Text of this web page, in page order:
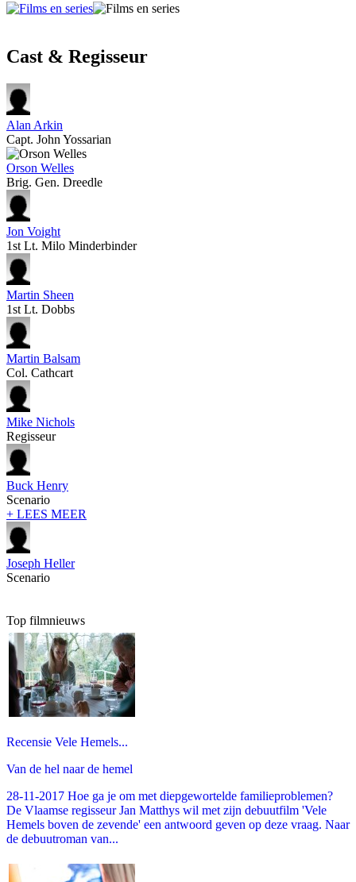
Cast & Regisseur
Alan Arkin
Capt. John Yossarian
Orson Welles
Brig. Gen. Dreedle
Jon Voight
1st Lt. Milo Minderbinder
Martin Sheen
1st Lt. Dobbs
Martin Balsam
Col. Cathcart
Mike Nichols
Regisseur
Buck Henry
Scenario
+ LEES MEER
Joseph Heller
Scenario
Top filmnieuws
Recensie Vele Hemels...
Van de hel naar de hemel
28-11-2017 Hoe ga je om met diepgewortelde familieproblemen?
De Vlaamse regisseur Jan Matthys wil met zijn debuutfilm 'Vele
Hemels boven de zevende' een antwoord geven op deze vraag. Naar
de debuutroman van...